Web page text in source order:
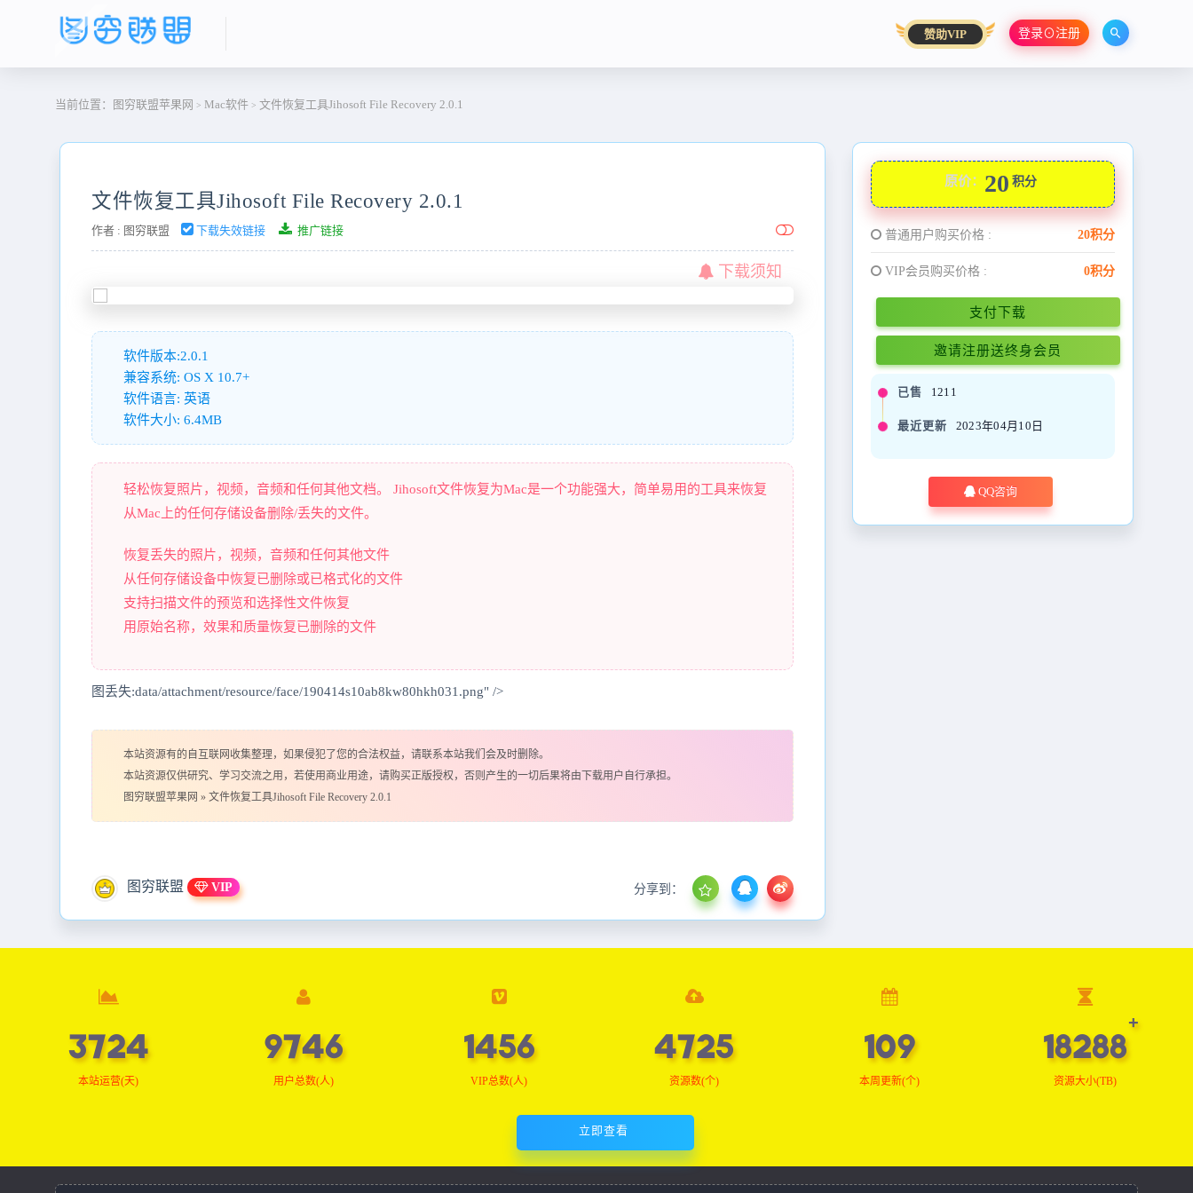
赞助VIP 登录⊙注册
当前位置： 图穷联盟苹果网 > Mac软件 > 文件恢复工具Jihosoft File Recovery 2.0.1
文件恢复工具Jihosoft File Recovery 2.0.1
作者 : 图穷联盟 下载失效链接 推广链接
下载须知
软件版本:2.0.1
兼容系统: OS X 10.7+
软件语言: 英语
软件大小: 6.4MB
轻松恢复照片，视频，音频和任何其他文档。 Jihosoft文件恢复为Mac是一个功能强大，简单易用的工具来恢复
从Mac上的任何存储设备删除/丢失的文件。
恢复丢失的照片，视频，音频和任何其他文件
从任何存储设备中恢复已删除或已格式化的文件
支持扫描文件的预览和选择性文件恢复
用原始名称，效果和质量恢复已删除的文件
图丢失:data/attachment/resource/face/190414s10ab8kw80hkh031.png" />
本站资源有的自互联网收集整理，如果侵犯了您的合法权益，请联系本站我们会及时删除。
本站资源仅供研究、学习交流之用，若使用商业用途，请购买正版授权，否则产生的一切后果将由下载用户自行承担。
图穷联盟苹果网 » 文件恢复工具Jihosoft File Recovery 2.0.1
图穷联盟 VIP 分享到：
原价： 20 积分
普通用户购买价格 : 20积分
VIP会员购买价格 : 0积分
支付下载
邀请注册送终身会员
已售 1211
最近更新 2023年04月10日
QQ咨询
3744
本站运营(天)
9800
用户总数(人)
1464
VIP总数(人)
4751
资源数(个)
109
本周更新(个)
18389
资源大小(TB)
立即查看